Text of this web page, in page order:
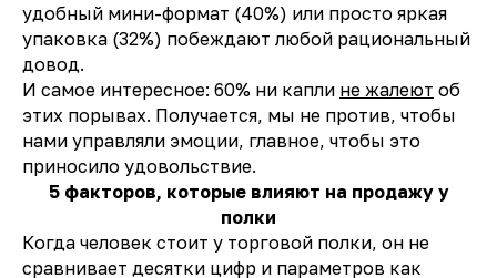
удобный мини-формат (40%) или просто яркая
упаковка (32%) побеждают любой рациональный
довод.
И самое интересное: 60% ни капли не жалеют об
этих порывах. Получается, мы не против, чтобы
нами управляли эмоции, главное, чтобы это
приносило удовольствие.
5 факторов, которые влияют на продажу у
полки
Когда человек стоит у торговой полки, он не
сравнивает десятки цифр и параметров как